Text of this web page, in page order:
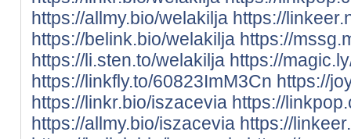
https://allmy.bio/welakilja https://
https://belink.bio/welakilja https://
https://li.sten.to/welakilja https://
https://linkfly.to/60823ImM3Cn https://
https://linkr.bio/iszacevia https://
https://allmy.bio/iszacevia https://